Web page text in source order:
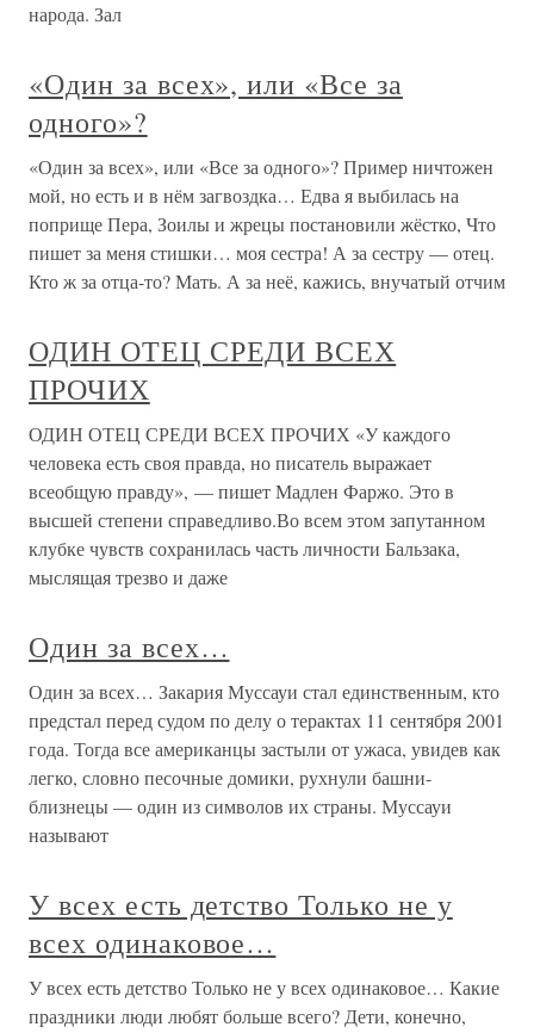
народа. Зал
«Один за всех», или «Все за
одного»?
«Один за всех», или «Все за одного»? Пример ничтожен
мой, но есть и в нём загвоздка… Едва я выбилась на
поприще Пера, Зоилы и жрецы постановили жёстко, Что
пишет за меня стишки… моя сестра! А за сестру — отец.
Кто ж за отца-то? Мать. А за неё, кажись, внучатый отчим
ОДИН ОТЕЦ СРЕДИ ВСЕХ
ПРОЧИХ
ОДИН ОТЕЦ СРЕДИ ВСЕХ ПРОЧИХ «У каждого
человека есть своя правда, но писатель выражает
всеобщую правду», — пишет Мадлен Фаржо. Это в
высшей степени справедливо.Во всем этом запутанном
клубке чувств сохранилась часть личности Бальзака,
мыслящая трезво и даже
Один за всех…
Один за всех… Закария Муссауи стал единственным, кто
предстал перед судом по делу о терактах 11 сентября 2001
года. Тогда все американцы застыли от ужаса, увидев как
легко, словно песочные домики, рухнули башни-
близнецы — один из символов их страны. Муссауи
называют
У всех есть детство Только не у
всех одинаковое…
У всех есть детство Только не у всех одинаковое… Какие
праздники люди любят больше всего? Дети, конечно,